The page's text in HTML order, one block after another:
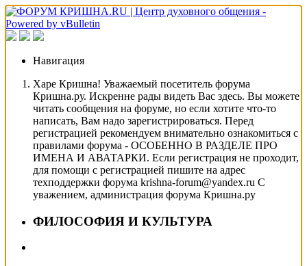
Навигация
Харе Кришна! Уважаемый посетитель форума
Кришна.ру. Искренне рады видеть Вас здесь. Вы можете
читать сообщения на форуме, но если хотите что-то
написать, Вам надо зарегистрироваться. Перед
регистрацией рекомендуем внимательно ознакомиться с
правилами форума - ОСОБЕННО В РАЗДЕЛЕ ПРО
ИМЕНА И АВАТАРКИ. Если регистрация не проходит,
для помощи с регистрацией пишите на адрес
техподдержки форума krishna-forum@yandex.ru С
уважением, администрация форума Кришна.ру
ФИЛОСОФИЯ И КУЛЬТУРА